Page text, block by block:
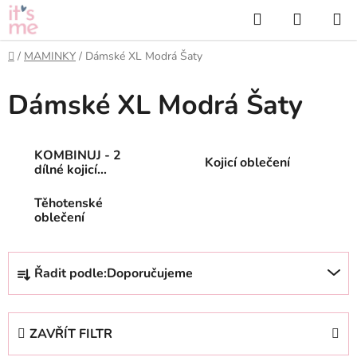
Přejít
na
obsah
Hledat
KOŠÍK
Domů
/ MAMINKY / Dámské XL Modrá Šaty
Dámské XL Modrá Šaty
KOMBINUJ - 2
dílné kojicí
Kojicí oblečení
Těhotenské
oblečení
Ř
z
Řadit podle:Doporučujeme
ZAVŘÍT FILTR